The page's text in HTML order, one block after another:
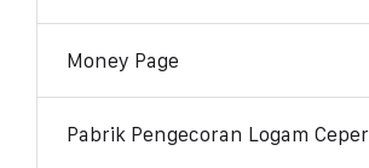
Money Page
Pabrik Pengecoran Logam Ceper